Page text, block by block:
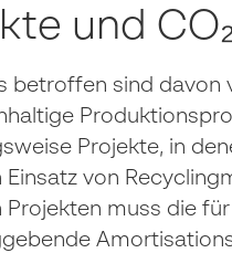
und
betroffen sind davon
Projekte, in
Einsatz von
Projekten muss die